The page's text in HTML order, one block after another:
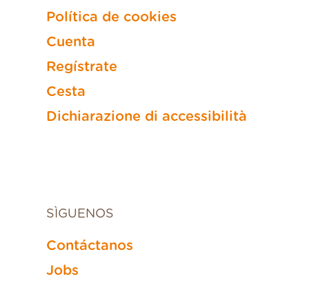
Política de cookies
Cuenta
Regístrate
Cesta
Dichiarazione di accessibilità
SÌGUENOS
Contáctanos
Jobs